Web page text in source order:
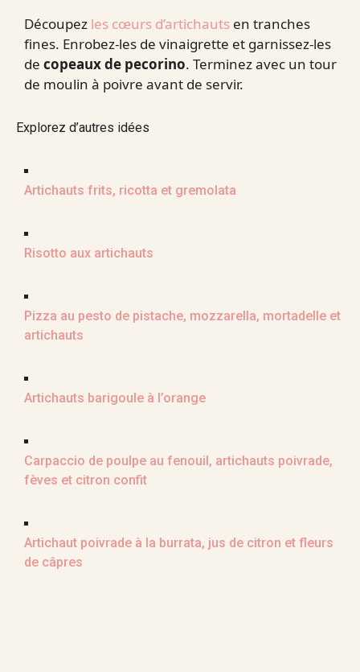
Découpez les cœurs d’artichauts en tranches
fines. Enrobez-les de vinaigrette et garnissez-les
de copeaux de pecorino. Terminez avec un tour
de moulin à poivre avant de servir.
Explorez d’autres idées
Artichauts frits, ricotta et gremolata
Risotto aux artichauts
Pizza au pesto de pistache, mozzarella, mortadelle et
artichauts
Artichauts barigoule à l’orange
Carpaccio de poulpe au fenouil, artichauts poivrade,
fèves et citron confit
Artichaut poivrade à la burrata, jus de citron et fleurs
de câpres